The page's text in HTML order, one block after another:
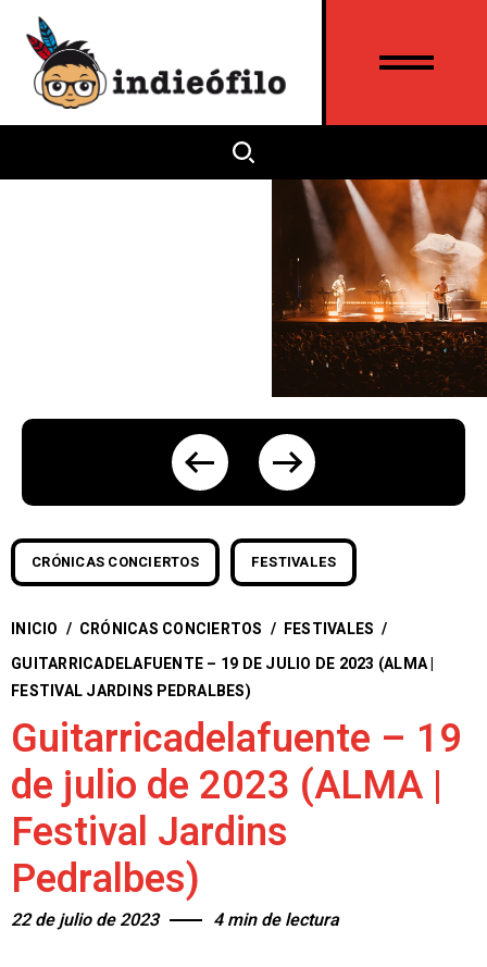
CRÓNICAS CONCIERTOS FESTIVALES
INICIO / CRÓNICAS CONCIERTOS / FESTIVALES /
GUITARRICADELAFUENTE – 19 DE JULIO DE 2023 (ALMA |
FESTIVAL JARDINS PEDRALBES)
Guitarricadelafuente – 19
de julio de 2023 (ALMA |
Festival Jardins
Pedralbes)
22 de julio de 2023 4 min de lectura